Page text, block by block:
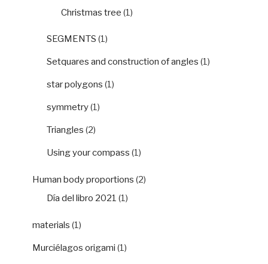
Christmas tree (1)
SEGMENTS (1)
Setquares and construction of angles (1)
star polygons (1)
symmetry(1)
Triangles (2)
Using your compass (1)
Human body proportions (2)
Día del libro 2021 (1)
materials (1)
Murciélagos origami (1)